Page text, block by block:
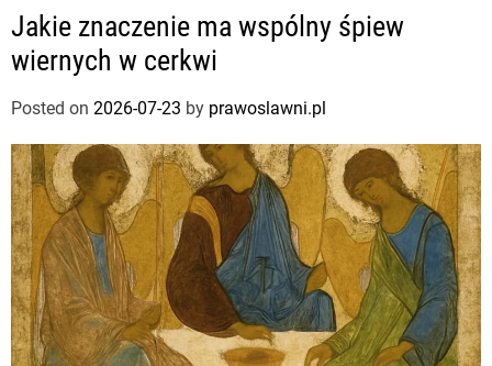
Jakie znaczenie ma wspólny śpiew
wiernych w cerkwi
Posted on 2026-07-23 by prawoslawni.pl